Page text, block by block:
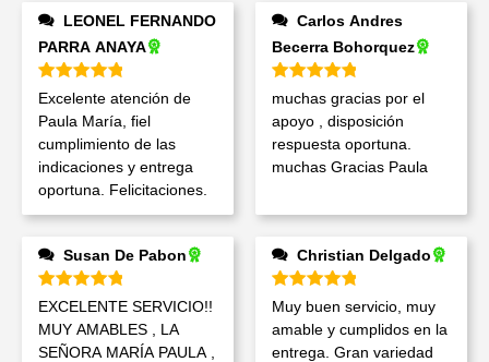
PARRA ANAYA
Valorado en5de 5
Excelente atención de
Paula María, fiel
cumplimiento de las
indicaciones y entrega
oportuna. Felicitaciones.
Becerra Bohorquez
Valorado en5de 5
muchas gracias por el
apoyo , disposición
respuesta oportuna.
muchas Gracias Paula
Susan De Pabon
Valorado en5de 5
EXCELENTE SERVICIO!!
MUY AMABLES , LA
SEÑORA MARÍA PAULA ,
Christian Delgado
Valorado en 5de 5
Muy buen servicio, muy
amable y cumplidos en la
entrega. Gran variedad